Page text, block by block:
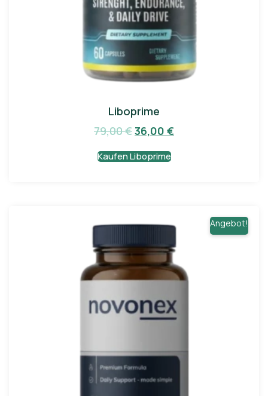
Liboprime
79,00€36,00 €
Kaufen Liboprime
Angebot!